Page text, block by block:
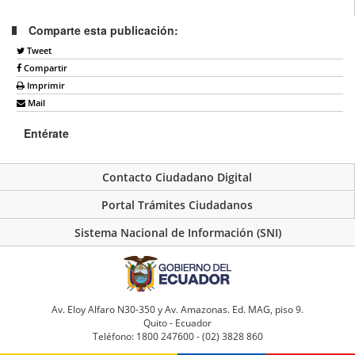
Comparte esta publicación:
Tweet
Compartir
Imprimir
Mail
Entérate
Contacto Ciudadano Digital
Portal Trámites Ciudadanos
Sistema Nacional de Información (SNI)
Av. Eloy Alfaro N30-350 y Av. Amazonas. Ed. MAG, piso 9.
Quito - Ecuador
Teléfono: 1800 247600 - (02) 3828 860